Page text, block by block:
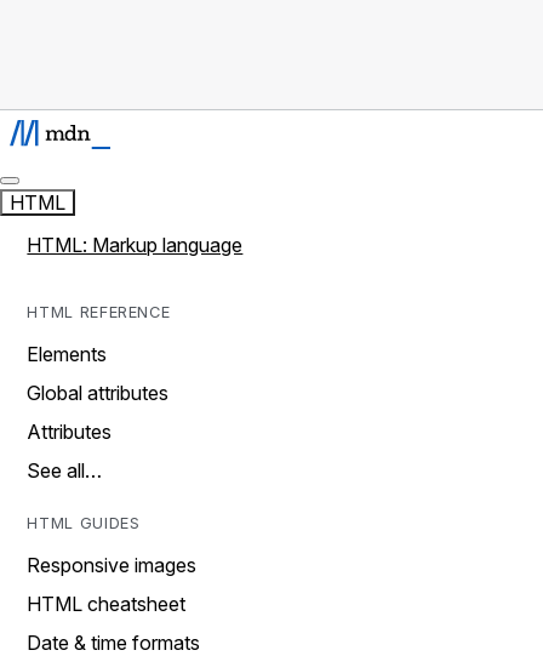
HTML
HTML: Markup language
HTML REFERENCE
Elements
Global attributes
Attributes
See all…
HTML GUIDES
Responsive images
HTML cheatsheet
Date & time formats